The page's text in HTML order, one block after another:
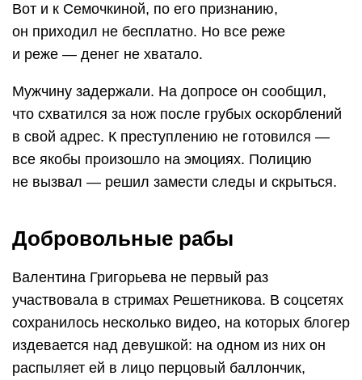
Вот и к Семочкиной, по его признанию,
он приходил не бесплатно. Но все реже
и реже — денег не хватало.
Мужчину задержали. На допросе он сообщил,
что схватился за нож после грубых оскорблений
в свой адрес. К преступлению не готовился —
все якобы произошло на эмоциях. Полицию
не вызвал — решил замести следы и скрыться.
Добровольные рабы
Валентина Григорьева не первый раз
участвовала в стримах Решетникова. В соцсетях
сохранилось несколько видео, на которых блогер
издевается над девушкой: на одном из них он
распыляет ей в лицо перцовый баллончик,